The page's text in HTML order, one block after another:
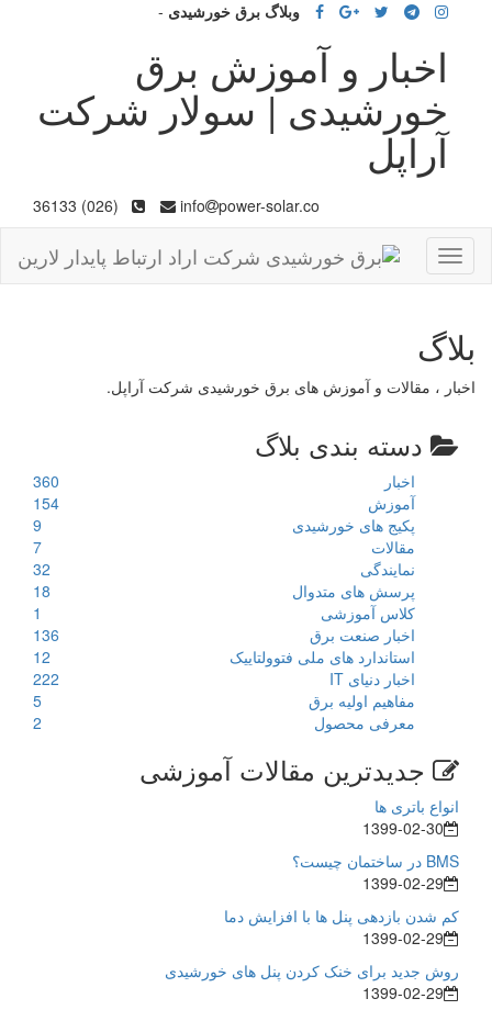
وبلاگ برق خورشیدی -
اخبار و آموزش برق
خورشیدی | سولار شرکت
آراپل
info power-solar.co
(026) 36133
Toggle
navigation
بلاگ
اخبار ، مقالات و آموزش های برق خورشیدی شرکت آراپل.
دسته بندی بلاگ
اخبار
360
آموزش
154
پکیج های خورشیدی
9
مقالات
7
نمایندگی
32
پرسش های متدوال
18
کلاس آموزشی
1
اخبار صنعت برق
136
استاندارد های ملی فتوولتاییک
12
اخبار دنیای IT
222
مفاهیم اولیه برق
5
معرفی محصول
2
جدیدترین مقالات آموزشی
انواع باتری ها
1399-02-30
BMS در ساختمان چیست؟
1399-02-29
کم شدن بازدهی پنل ها با افزایش دما
1399-02-29
روش جدید برای خنک کردن پنل های خورشیدی
1399-02-29